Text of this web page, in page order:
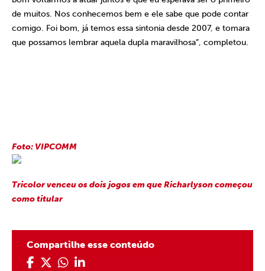
de muitos. Nos conhecemos bem e ele sabe que pode contar
comigo. Foi bom, já temos essa sintonia desde 2007, e tomara
que possamos lembrar aquela dupla maravilhosa”, completou.
Foto: VIPCOMM
Tricolor venceu os dois jogos em que Richarlyson começou
como titular
Compartilhe esse conteúdo